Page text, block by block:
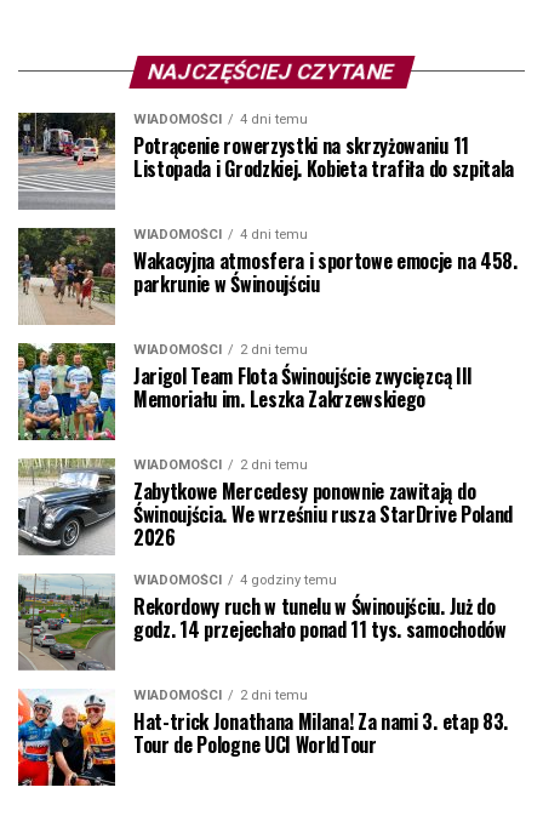
NAJCZĘŚCIEJ CZYTANE
WIADOMOŚCI 4 dni temu
Potrącenie rowerzystki na skrzyżowaniu 11
Listopada i Grodzkiej. Kobieta trafiła do szpitala
WIADOMOŚCI 4 dni temu
Wakacyjna atmosfera i sportowe emocje na 458.
parkrunie w Świnoujściu
WIADOMOŚCI 2 dni temu
Jarigol Team Flota Świnoujście zwycięzcą III
Memoriału im. Leszka Zakrzewskiego
WIADOMOŚCI 2 dni temu
Zabytkowe Mercedesy ponownie zawitają do
Świnoujścia. We wrześniu rusza StarDrive Poland
2026
WIADOMOŚCI 4 godziny temu
Rekordowy ruch w tunelu w Świnoujściu. Już do
godz. 14 przejechało ponad 11 tys. samochodów
WIADOMOŚCI 2 dni temu
Hat-trick Jonathana Milana! Za nami 3. etap 83.
Tour de Pologne UCI WorldTour